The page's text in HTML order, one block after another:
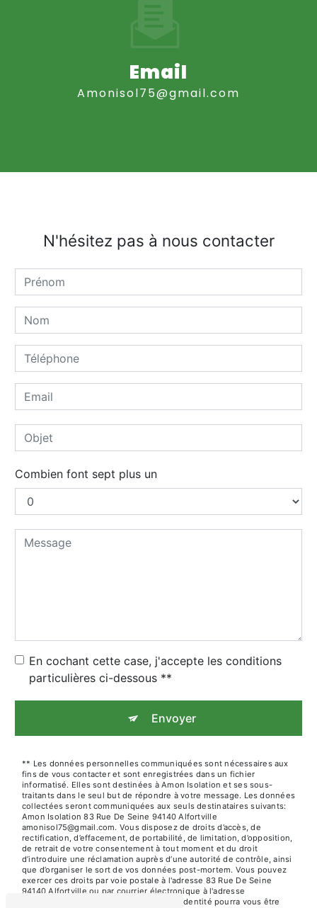
Email
amonisol75@gmail.com
N'hésitez pas à nous contacter
Combien font sept plus un
En cochant cette case, j'accepte les conditions
particulières ci-dessous **
Envoyer
** Les données personnelles communiquées sont nécessaires aux
fins de vous contacter et sont enregistrées dans un fichier
informatisé. Elles sont destinées à Amon Isolation et ses sous-
traitants dans le seul but de répondre à votre message. Les données
collectées seront communiquées aux seuls destinataires suivants:
Amon Isolation 83 Rue De Seine 94140 Alfortville
amonisol75@gmail.com. Vous disposez de droits d’accès, de
rectification, d’effacement, de portabilité, de limitation, d’opposition,
de retrait de votre consentement à tout moment et du droit
d’introduire une réclamation auprès d’une autorité de contrôle, ainsi
que d’organiser le sort de vos données post-mortem. Vous pouvez
exercer ces droits par voie postale à l'adresse 83 Rue De Seine
94140 Alfortville ou par courrier électronique à l'adresse
amonisol75@gmail.com. Un justificatif d'identité pourra vous être